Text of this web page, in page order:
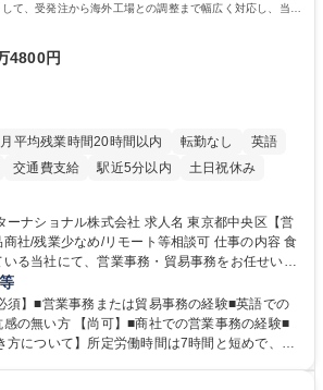
て、受発注から海外工場との調整まで幅広く対応し、当社
す。
4800円
月平均残業時間20時間以内 転勤なし
英語
交通費支給 駅近5分以内 土日祝休み
株式会社 求人名 東京都中央区【営
業少なめ/リモート等相談可 仕事の内容 食
る当社にて、営業事務・貿易事務をお任せいた
トポジションとして、受発注から海外工場との
事業の根幹を支えていただきます。 ■受発注
場とのスケジュール調整 ■在庫管理 ■輸入書類
通関業者を通して行う輸出入業全般 ■倉庫との
須】■営業事務または貿易事務の経験■英語での
の無い方 【尚可】■商社での営業事務の経験■